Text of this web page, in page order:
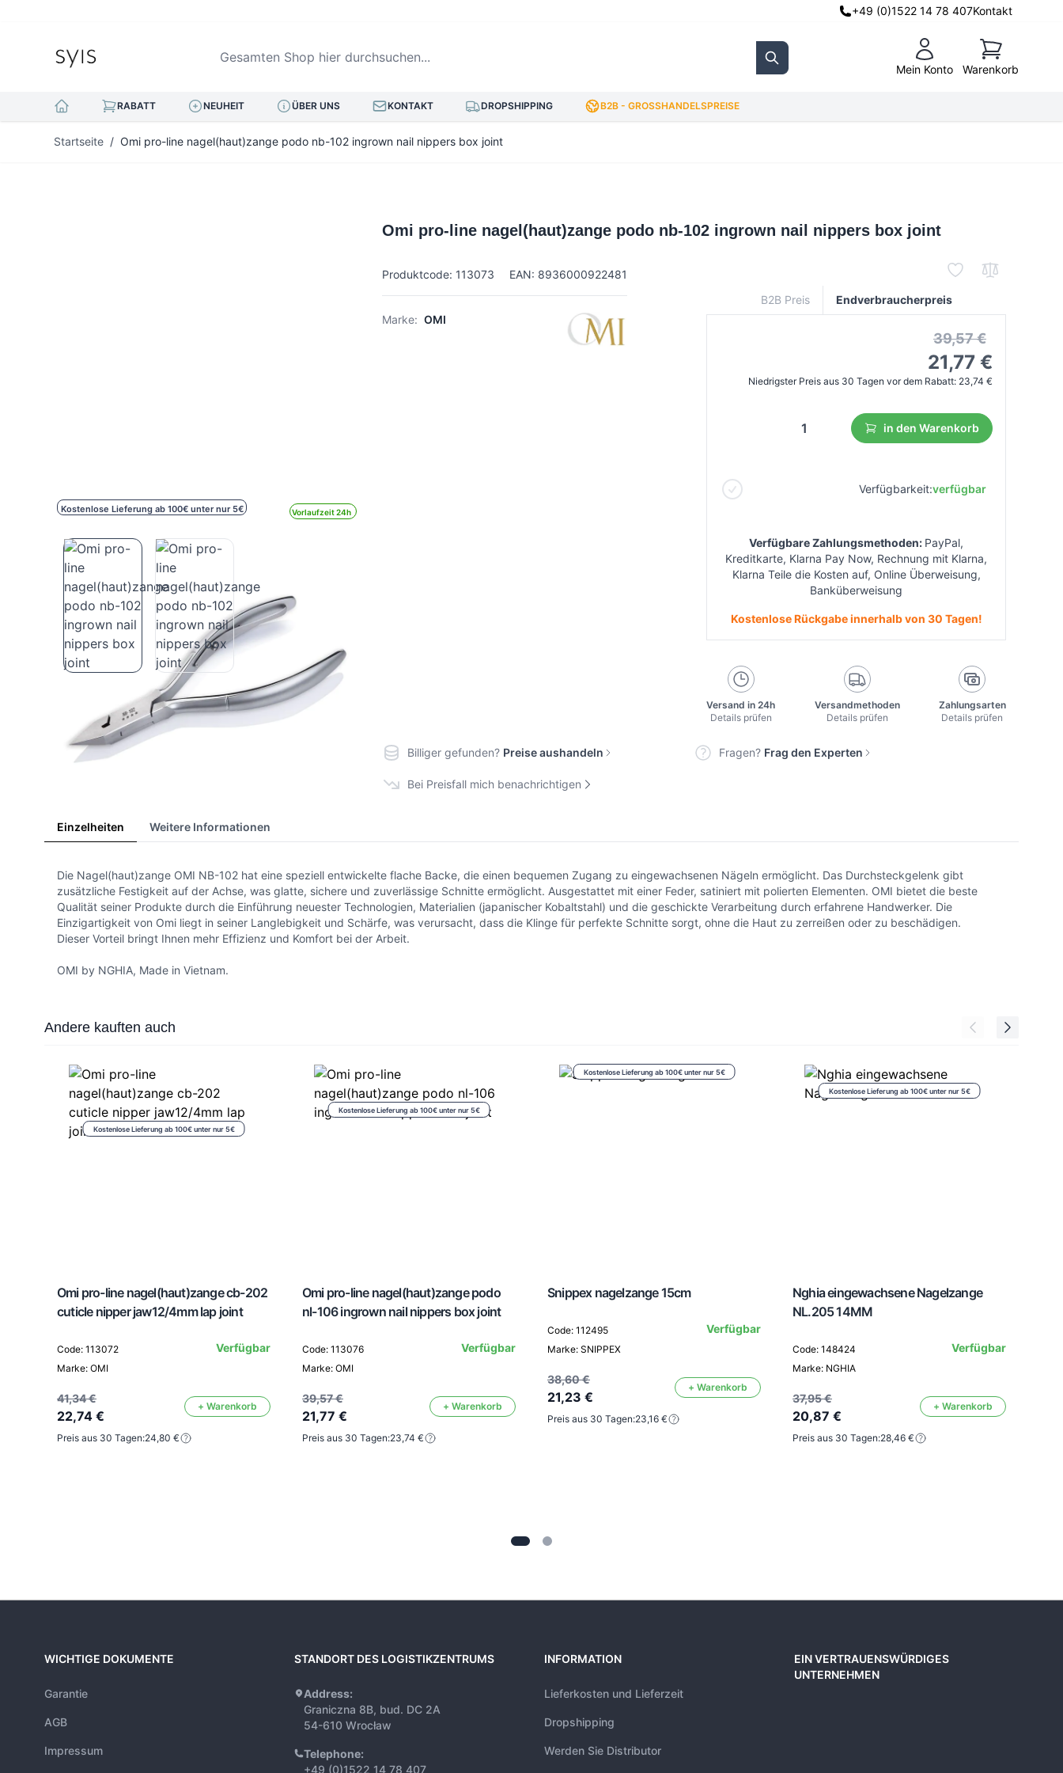
+49 (0)1522 14 78 407Kontakt
Gesamten Shop hier durchsuchen...
Search Mein Konto
Warenkorb
Warenkorb
RABATT NEUHEIT ÜBER UNS KONTAKT DROPSHIPPING B2B - GROSSHANDELSPREISE
Startseite / Omi pro-line nagel(haut)zange podo nb-102 ingrown nail nippers box joint
Kostenlose Lieferung ab 100€ unter nur 5€ Vorlaufzeit 24h
Omi pro-line nagel(haut)zange podo nb-102 ingrown nail nippers box joint
Produktcode: 113073 EAN: 8936000922481
Marke: OMI
B2B Preis Endverbraucherpreis
39,57 €
21,77 €
Niedrigster Preis aus 30 Tagen vor dem Rabatt: 23,74 €
in den Warenkorb
Verfügbarkeit:verfügbar
Verfügbare Zahlungsmethoden: PayPal,
Kreditkarte, Klarna Pay Now, Rechnung mit Klarna,
Klarna Teile die Kosten auf, Online Überweisung,
Banküberweisung
Kostenlose Rückgabe innerhalb von 30 Tagen!
Versand in 24h
Details prüfen
Versandmethoden
Details prüfen
Zahlungsarten
Details prüfen
Billiger gefunden? Preise aushandeln Fragen? Frag den Experten
Bei Preisfall mich benachrichtigen
Einzelheiten Weitere Informationen
Die Nagel(haut)zange OMI NB-102 hat eine speziell entwickelte flache Backe, die einen bequemen Zugang zu eingewachsenen Nägeln ermöglicht. Das Durchsteckgelenk gibt
zusätzliche Festigkeit auf der Achse, was glatte, sichere und zuverlässige Schnitte ermöglicht. Ausgestattet mit einer Feder, satiniert mit polierten Elementen. OMI bietet die beste
Qualität seiner Produkte durch die Einführung neuester Technologien, Materialien (japanischer Kobaltstahl) und die geschickte Verarbeitung durch erfahrene Handwerker. Die
Einzigartigkeit von Omi liegt in seiner Langlebigkeit und Schärfe, was verursacht, dass die Klinge für perfekte Schnitte sorgt, ohne die Haut zu zerreißen oder zu beschädigen.
Dieser Vorteil bringt Ihnen mehr Effizienz und Komfort bei der Arbeit.
OMI by NGHIA, Made in Vietnam.
Press to skip carousel
Andere kauften auch
Kostenlose Lieferung ab 100€ unter nur 5€
Omi pro-line nagel(haut)zange cb-202
cuticle nipper jaw12/4mm lap joint
Code: 113072
Marke: OMI
Verfügbar
41,34 €
22,74 €
+ Warenkorb
Preis aus 30 Tagen:24,80 €
Kostenlose Lieferung ab 100€ unter nur 5€
Omi pro-line nagel(haut)zange podo
nl-106 ingrown nail nippers box joint
Code: 113076
Marke: OMI
Verfügbar
39,57 €
21,77 €
+ Warenkorb
Preis aus 30 Tagen:23,74 €
Kostenlose Lieferung ab 100€ unter nur 5€
Snippex nagelzange 15cm
Code: 112495
Marke: SNIPPEX
Verfügbar
38,60 €
21,23 €
+ Warenkorb
Preis aus 30 Tagen:23,16 €
Kostenlose Lieferung ab 100€ unter nur 5€
Nghia eingewachsene Nagelzange
NL.205 14MM
Code: 148424
Marke: NGHIA
Verfügbar
37,95 €
20,87 €
+ Warenkorb
Preis aus 30 Tagen:28,46 €
WICHTIGE DOKUMENTE
Garantie
AGB
Impressum
STANDORT DES LOGISTIKZENTRUMS
Address:
Graniczna 8B, bud. DC 2A
54-610 Wrocław
Telephone:
+49 (0)1522 14 78 407
INFORMATION
Lieferkosten und Lieferzeit
Dropshipping
Werden Sie Distributor
EIN VERTRAUENSWÜRDIGES
UNTERNEHMEN